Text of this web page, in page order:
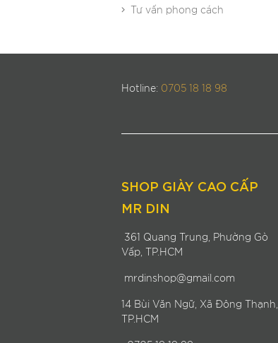
Tư vấn phong cách
Hotline: 0705 18 18 98
SHOP GIÀY CAO CẤP
MR DIN
361 Quang Trung, Phường Gò
Vấp, TP.HCM
mrdinshop@gmail.com
14 Bùi Văn Ngữ, Xã Đông Thạnh,
TP.HCM